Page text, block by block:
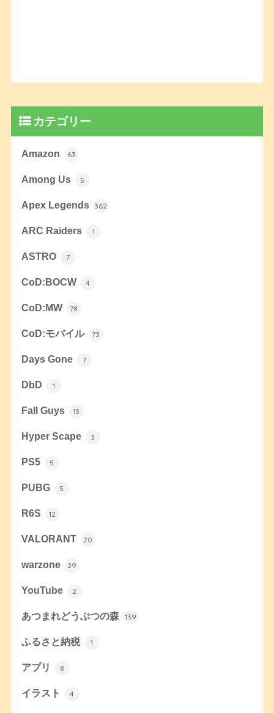
カテゴリー
Amazon 63
Among Us 5
Apex Legends 362
ARC Raiders 1
ASTRO 7
CoD:BOCW 4
CoD:MW 78
CoD:モバイル 73
Days Gone 7
DbD 1
Fall Guys 13
Hyper Scape 3
PS5 5
PUBG 5
R6S 12
VALORANT 20
warzone 29
YouTube 2
あつまれどうぶつの森 139
ふるさと納税 1
アプリ 8
イラスト 4